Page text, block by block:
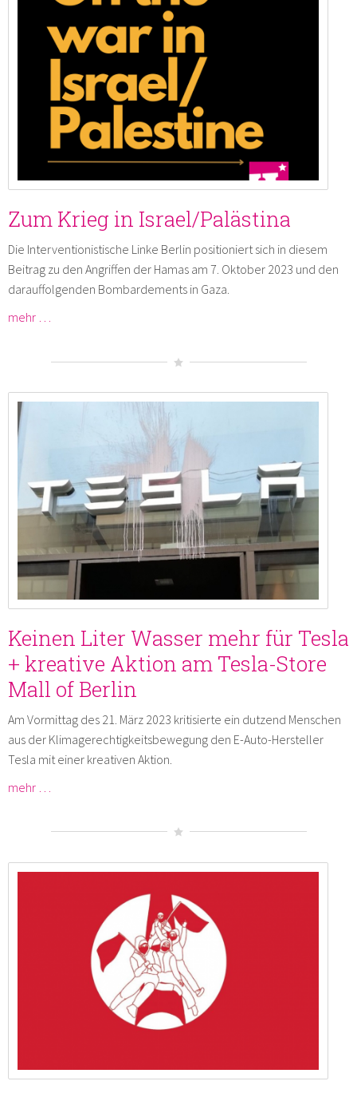
Zum Krieg in Israel/Palästina
Die Interventionistische Linke Berlin positioniert sich in diesem
Beitrag zu den Angriffen der Hamas am 7. Oktober 2023 und den
darauffolgenden Bombardements in Gaza.
mehr …
Keinen Liter Wasser mehr für Tesla
+ kreative Aktion am Tesla-Store
Mall of Berlin
Am Vormittag des 21. März 2023 kritisierte ein dutzend Menschen
aus der Klimagerechtigkeitsbewegung den E-Auto-Hersteller
Tesla mit einer kreativen Aktion.
mehr …